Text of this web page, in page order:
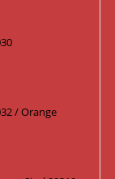
/ Orange